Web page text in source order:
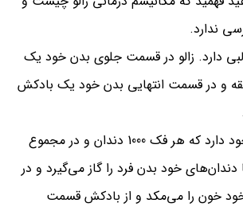
ندارد.
دارد. زالو در قسمت جلوی بدن خود یک
مرکب از 2 حلقه و در قسمت انتهایی بدن خود یک بادکش
زالو 3 فک در دهان خود دارد که هر فک 1000 دندان و در مجموع
با دندان‌های خود بدن فرد را گاز می‌گیرد و در
خون را می‌مکد و از بادکش قسمت